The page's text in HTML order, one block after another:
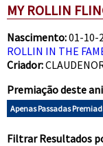
MY ROLLIN
Nascimento:01-10-
ROLLIN IN THE
Criador:
Premiação deste
Apenas Passadas
Filtrar Resultados